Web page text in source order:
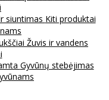
siuntimas Kiti produktai
Žuvis ir vandens
Gyvūnų stebėjimas